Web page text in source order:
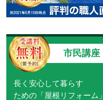
市民講座
長く安心して暮らす
ための「屋根リフォーム」